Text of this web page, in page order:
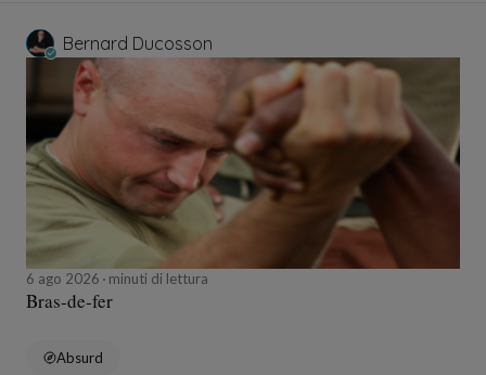
Bernard Ducosson
6 ago 2026 minuti di lettura
Bras-de-fer
Absurd